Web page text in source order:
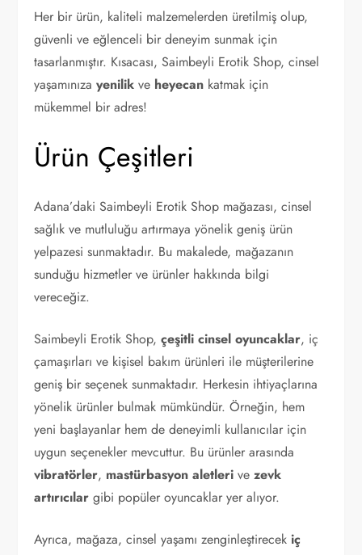
Her bir ürün, kaliteli malzemelerden üretilmiş olup,
güvenli ve eğlenceli bir deneyim sunmak için
tasarlanmıştır. Kısacası, Saimbeyli Erotik Shop, cinsel
yaşamınızayenilik ve heyecan katmak için
mükemmel bir adres!
Ürün Çeşitleri
Adana’daki Saimbeyli Erotik Shop mağazası, cinsel
sağlık ve mutluluğu artırmaya yönelik geniş ürün
yelpazesi sunmaktadır. Bu makalede, mağazanın
sunduğu hizmetler ve ürünler hakkında bilgi
vereceğiz.
Saimbeyli Erotik Shop,çeşitli cinsel oyuncaklar, iç
çamaşırları ve kişisel bakım ürünleri ile müşterilerine
geniş bir seçenek sunmaktadır. Herkesin ihtiyaçlarına
yönelik ürünler bulmak mümkündür. Örneğin, hem
yeni başlayanlar hem de deneyimli kullanıcılar için
uygun seçenekler mevcuttur. Bu ürünler arasında
vibratörler, mastürbasyon aletleri vezevk
artırıcılar gibi popüler oyuncaklar yer alıyor.
Ayrıca, mağaza, cinsel yaşamı zenginleştirecek iç